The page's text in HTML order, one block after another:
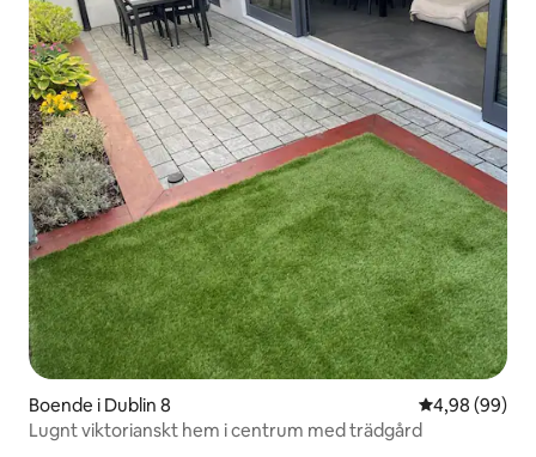
Boende i Dublin 8 4,98 av 5 i
4,98 (99)
Lugnt viktorianskt hem i centrum med trädgård